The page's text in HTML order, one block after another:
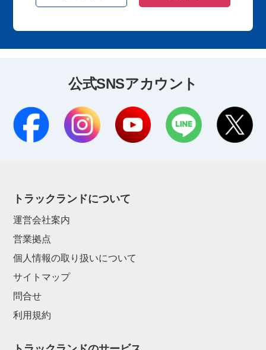
公式SNSアカウント
トラックランドについて
運営会社案内
営業拠点
個人情報の取り扱いについて
サイトマップ
問合せ
利用規約